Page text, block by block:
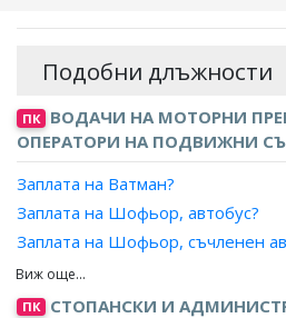
Подобни длъжности
ПК ВОДАЧИ НА МОТОРНИ
ОПЕРАТОРИ НА ПОДВИЖНИ
Заплата на Ватман?
Заплата на Шофьор, автобус?
Заплата на Шофьор, съчленен
Заплата на Шофьор, съчленен
Заплата на Шофьор, тролейбус?
ПК СТОПАНСКИ И